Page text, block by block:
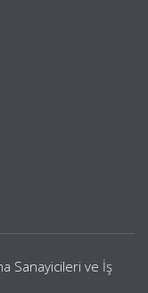
Sanayicileri ve İş